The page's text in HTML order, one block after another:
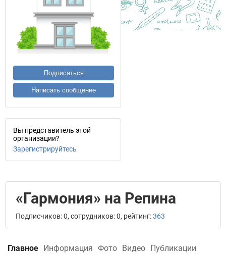
Подписаться
Написать сообщение
Вы представитель этой
организации?
Зарегистрируйтесь
«Гармония» на Репина
Подписчиков: 0, сотрудников: 0, рейтинг:363
Главное Информация Фото Видео Публикации